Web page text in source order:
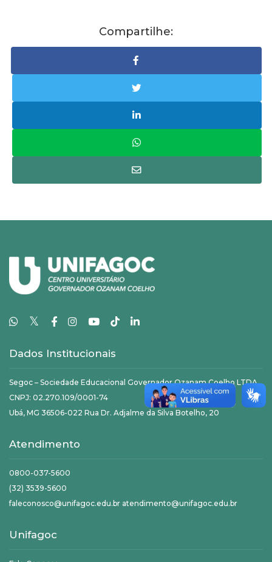
Compartilhe:
𝕏
Dados Institucionais
Segoc – Sociedade Educacional Governador Ozanam Coelho LTDA
CNPJ: 02.270.109/0001-74
Ubá, MG 36506-022 Rua Dr. Adjalme da Silva Botelho, 20
Atendimento
0800-037-5600
(32) 3539-5600
faleconosco@unifagoc.edu.br atendimento@unifagoc.edu.br
Unifagoc